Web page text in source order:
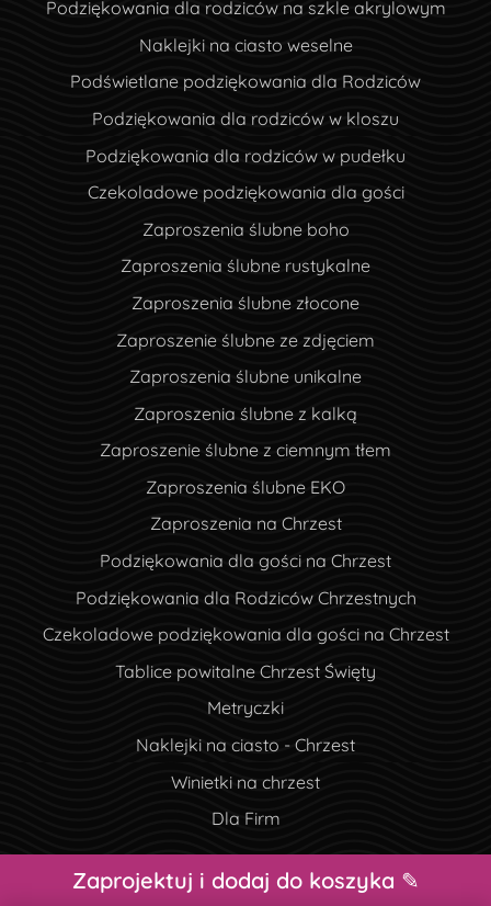
Zaprojektuj i dodaj do koszyka ✎
Podziękowania dla rodziców na szkle akrylowym
Naklejki na ciasto weselne
Podświetlane podziękowania dla Rodziców
Podziękowania dla rodziców w kloszu
Podziękowania dla rodziców w pudełku
Czekoladowe podziękowania dla gości
Zaproszenia ślubne boho
Zaproszenia ślubne rustykalne
Zaproszenia ślubne złocone
Zaproszenie ślubne ze zdjęciem
Zaproszenia ślubne unikalne
Zaproszenia ślubne z kalką
Zaproszenie ślubne z ciemnym tłem
Zaproszenia ślubne EKO
Zaproszenia na Chrzest
Podziękowania dla gości na Chrzest
Podziękowania dla Rodziców Chrzestnych
Czekoladowe podziękowania dla gości na Chrzest
Tablice powitalne Chrzest Święty
Metryczki
Naklejki na ciasto - Chrzest
Winietki na chrzest
Dla Firm